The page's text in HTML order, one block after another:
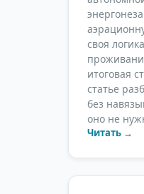
своя
итоговая
статье
без
оно не
Читать →